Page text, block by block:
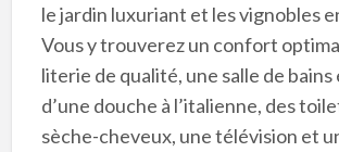
le jardin luxuriant et les vignobles
Vous y trouverez un confort
literie de qualité, une salle de bains
d’une douche à l’italienne, des
sèche-cheveux, une télévision et